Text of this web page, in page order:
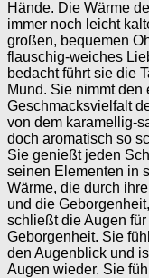
Hände. Die Wärme
immer noch leicht
großen, bequemen
flauschig-weiches
bedacht führt sie die
Mund. Sie nimmt
Geschmacksvielfalt
von dem karamellig-
doch aromatisch so
Sie genießt jeden
seinen Elementen in
Wärme, die durch
und die
schließt die Augen
Geborgenheit. Sie
den Augenblick und
Augen wieder. Sie